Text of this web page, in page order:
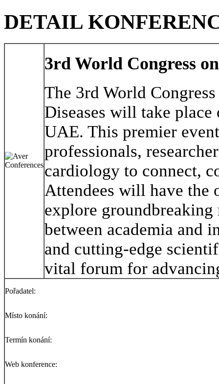
DETAIL
3rd World Congress
The 3rd World
Diseases will take
UAE. This premier
professionals,
cardiology to connect,
Attendees will have the
explore groundbreaking
between academia and
and cutting-edge
vital forum for
Pořadatel:
Místo konání:
Termín konání:
Web konference: